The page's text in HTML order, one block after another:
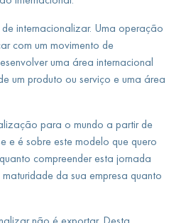
internacionalizar. Uma operação
com um movimento de
uma área internacional
um produto ou serviço e uma área
para o mundo a partir de
e é sobre este modelo que quero
compreender esta jornada
da sua empresa quanto